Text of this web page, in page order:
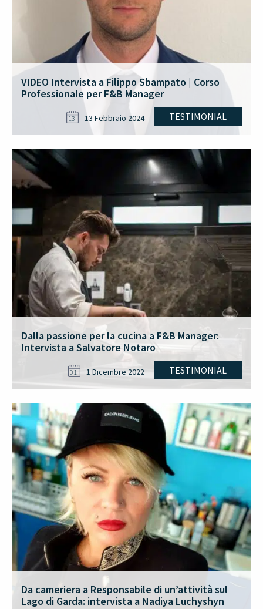
VIDEO Intervista a Filippo Sbampato | Corso
Professionale per F&B Manager
TESTIMONIAL
13 13 Febbraio 2024
Dalla passione per la cucina a F&B Manager:
Intervista a Salvatore Notaro
TESTIMONIAL
01 1 Dicembre 2022
Da cameriera a Responsabile di un’attività sul
Lago di Garda: intervista a Nadiya Luchyshyn